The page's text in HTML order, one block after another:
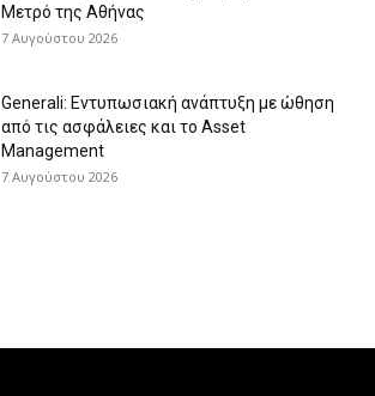
Μετρό της Αθήνας
7 Αυγούστου 2026
Generali: Eντυπωσιακή ανάπτυξη με ώθηση
από τις ασφάλειες και το Asset
Management
7 Αυγούστου 2026